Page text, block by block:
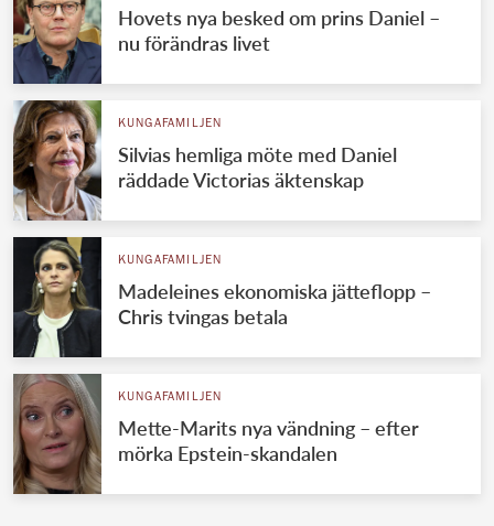
Hovets nya besked om prins Daniel –
nu förändras livet
KUNGAFAMILJEN
Silvias hemliga möte med Daniel
räddade Victorias äktenskap
KUNGAFAMILJEN
Madeleines ekonomiska jätteflopp –
Chris tvingas betala
KUNGAFAMILJEN
Mette-Marits nya vändning – efter
mörka Epstein-skandalen